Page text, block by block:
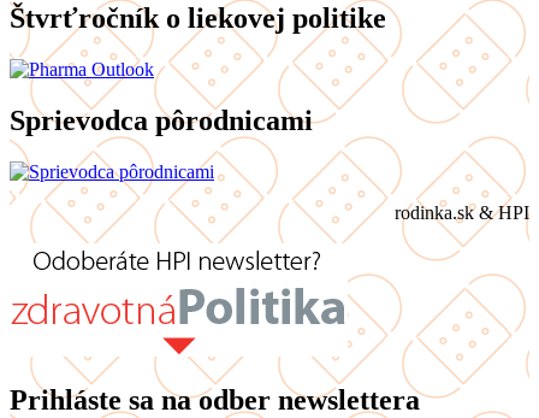
Štvrťročník o liekovej politike
Sprievodca pôrodnicami
rodinka.sk & HPI
Prihláste sa na odber newslettera